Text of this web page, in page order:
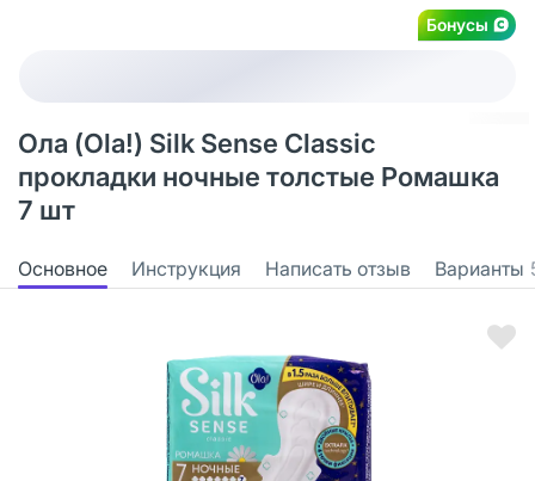
Бонусы
Ола (Ola!) Silk Sense Classic
прокладки ночные толстые Ромашка
7 шт
Основное Инструкция Написать отзыв Варианты